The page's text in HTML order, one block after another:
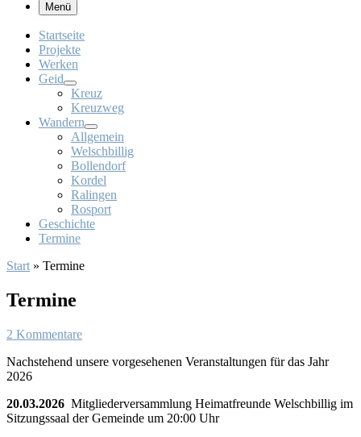
Menü
Startseite
Projekte
Werken
Geid
Kreuz
Kreuzweg
Wandern
Allgemein
Welschbillig
Bollendorf
Kordel
Ralingen
Rosport
Geschichte
Termine
Start » Termine
Termine
2 Kommentare
Nachstehend unsere vorgesehenen Veranstaltungen für das Jahr
2026
20.03.2026 Mitgliederversammlung Heimatfreunde Welschbillig im
Sitzungssaal der Gemeinde um 20:00 Uhr